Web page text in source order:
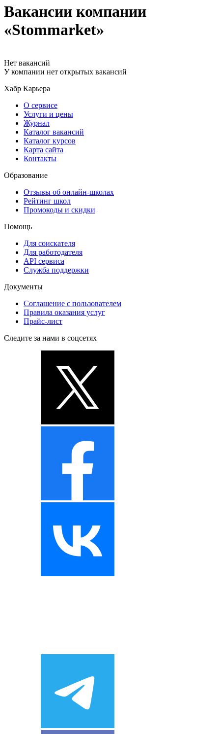
Вакансии компании
«Stommarket»
Нет вакансий
У компании нет открытых вакансий
Хабр Карьера
О сервисе
Услуги и цены
Журнал
Каталог вакансий
Каталог курсов
Карта сайта
Контакты
Образование
Отзывы об онлайн-школах
Рейтинг школ
Промокоды и скидки
Помощь
Для соискателя
Для работодателя
API сервиса
Служба поддержки
Документы
Соглашение с пользователем
Правила оказания услуг
Прайс-лист
Следите за нами в соцсетях